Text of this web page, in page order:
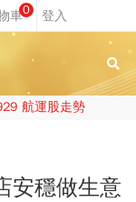
0
航運股走勢
安穩做生意